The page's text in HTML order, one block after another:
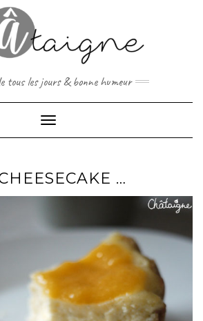
tous les jours & bonne humeur
Toggle Navigation
…